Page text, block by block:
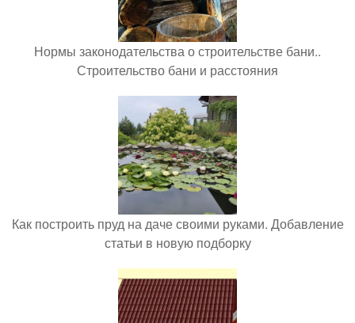
Нормы законодательства о строительстве бани..
Строительство бани и расстояния
Как построить пруд на даче своими руками. Добавление
статьи в новую подборку